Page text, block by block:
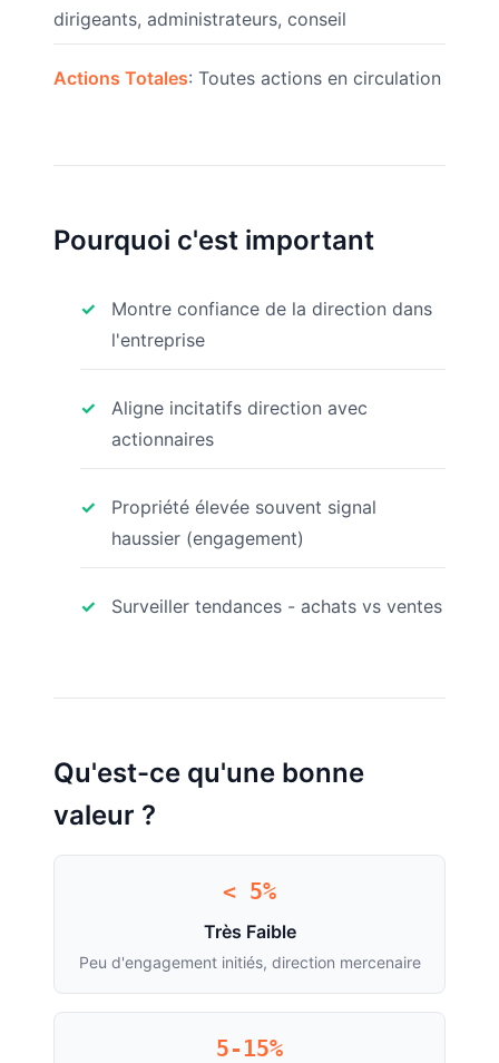
dirigeants, administrateurs, conseil
Actions Totales: Toutes actions en circulation
Pourquoi c'est important
Montre confiance de la direction dans
l'entreprise
Aligne incitatifs direction avec
actionnaires
Propriété élevée souvent signal
haussier (engagement)
Surveiller tendances - achats vs ventes
Qu'est-ce qu'une bonne
valeur ?
< 5%
Très Faible
Peu d'engagement initiés, direction mercenaire
5-15%